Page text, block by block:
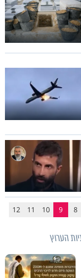
8
9
10
11
12
הערוץ